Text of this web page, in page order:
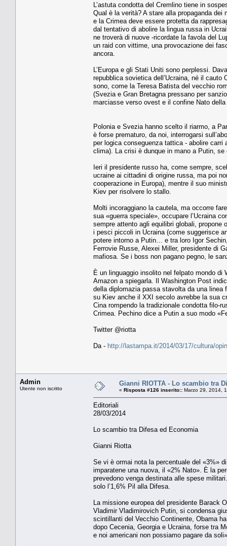
L’astuta condotta del Cremlino tiene in
Qual è la verità? A stare alla propaganda
e la Crimea deve essere protetta da
dal tentativo di abolire la lingua russa in
ne troverà di nuove -ricordate la favola del
un raid con vittime, una provocazione dei
ancora.
L’Europa e gli Stati Uniti sono perplessi.
repubblica sovietica dell’Ucraina, né il
sono, come la Teresa Batista del vecchio
(Svezia e Gran Bretagna pressano per
marciasse verso ovest e il confine Nato
Polonia e Svezia hanno scelto il riarmo, a
è forse prematuro, da noi, interrogarsi
per logica conseguenza tattica - abolire
clima). La crisi è dunque in mano a Putin, se
Ieri il presidente russo ha, come sempre,
ucraine ai cittadini di origine russa, ma poi
cooperazione in Europa), mentre il suo
Kiev per risolvere lo stallo.
Molti incoraggiano la cautela, ma occorre
sua «guerra speciale», occupare l’Ucraina
sempre attento agli equilibri globali,
i pesci piccoli in Ucraina (come suggerisce
potere intorno a Putin… e tra loro Igor
Ferrovie Russe, Alexei Miller, presidente di
mafiosa. Se i boss non pagano pegno, le
È un linguaggio insolito nel felpato mondo
Amazon a spiegarla. Il Washington Post
della diplomazia passa stavolta da una
su Kiev anche il XXI secolo avrebbe la sua
Cina rompendo la tradizionale condotta filo-
Crimea. Pechino dice a Putin a suo modo
Twitter @riotta
Da - http://lastampa.it/2014/03/17/cultura/
Admin
Utente non iscritto
Gianni RIOTTA - Lo scambio tra
« Risposta #126 inserito:: Marzo 29, 2014,
Editoriali
28/03/2014
Lo scambio tra Difesa ed Economia
Gianni Riotta
Se vi è ormai nota la percentuale del «3%»
imparatene una nuova, il «2% Nato». È la
prevedono venga destinata alle spese
solo l’1,6% Pil alla Difesa.
La missione europea del presidente Barack
Vladimir Vladimirovich Putin, si condensa
scintillanti del Vecchio Continente, Obama
dopo Cecenia, Georgia e Ucraina, forse tra
e noi americani non possiamo pagare da